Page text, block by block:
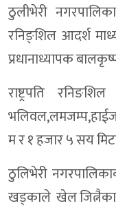
ठुलीभेरी
रनिङ्शिल आदर्श
प्रधानाध्यापक
राष्ट्रपति
म र १ हजार ५ सय
ठुलिभेरी
खड्काले खेल